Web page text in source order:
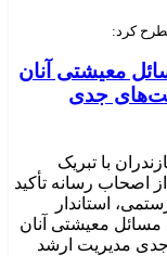
کرد:
معیشتی آنان
جدی
با تبریک
اصحاب رسانه تأکید
استاندار
مسائل معیشتی آنان
جدی مدیریت ارشد